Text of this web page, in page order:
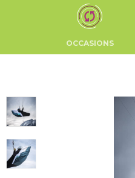
OCCASIONS